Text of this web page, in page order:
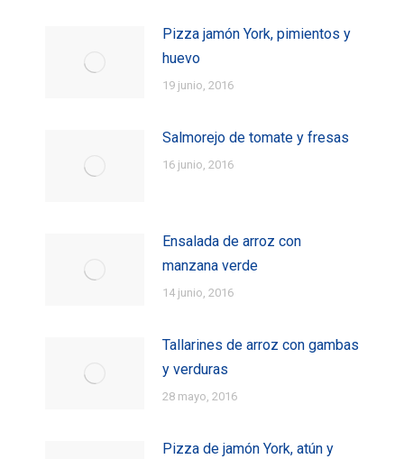
Pizza jamón York, pimientos y
huevo
19 junio, 2016
Salmorejo de tomate y fresas
16 junio, 2016
Ensalada de arroz con
manzana verde
14 junio, 2016
Tallarines de arroz con gambas
y verduras
28 mayo, 2016
Pizza de jamón York, atún y